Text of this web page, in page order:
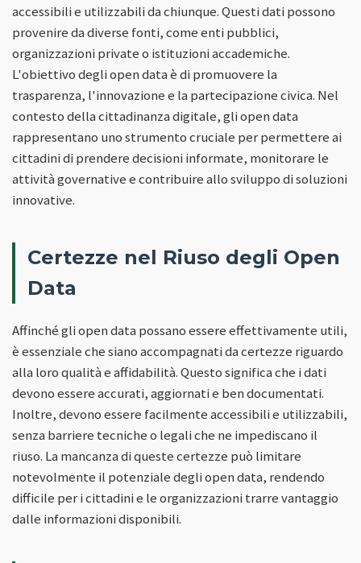
accessibili e utilizzabili da chiunque. Questi dati possono
provenire da diverse fonti, come enti pubblici,
organizzazioni private o istituzioni accademiche.
L'obiettivo degli open data è di promuovere la
trasparenza, l'innovazione e la partecipazione civica. Nel
contesto della cittadinanza digitale, gli open data
rappresentano uno strumento cruciale per permettere ai
cittadini di prendere decisioni informate, monitorare le
attività governative e contribuire allo sviluppo di soluzioni
innovative.
Certezze nel Riuso degli Open
Data
Affinché gli open data possano essere effettivamente utili,
è essenziale che siano accompagnati da certezze riguardo
alla loro qualità e affidabilità. Questo significa che i dati
devono essere accurati, aggiornati e ben documentati.
Inoltre, devono essere facilmente accessibili e utilizzabili,
senza barriere tecniche o legali che ne impediscano il
riuso. La mancanza di queste certezze può limitare
notevolmente il potenziale degli open data, rendendo
difficile per i cittadini e le organizzazioni trarre vantaggio
dalle informazioni disponibili.